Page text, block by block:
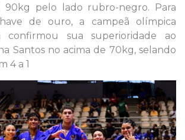
90kg pelo lado rubro-negro. Para
de ouro, a campeã olímpica
confirmou sua superioridade ao
Santos no acima de 70kg, selando
4 a 1